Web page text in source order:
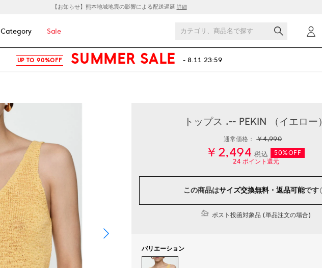
【お知らせ】熊本地域地震の影響による配送遅延 詳細
Category Sale
UP TO 90%OFF SUMMER SALE - 8.11 23:59
トップス .-- PEKIN （イエロー）
通常価格：￥4,990
￥2,494 税込
50%OFF
24ポイント還元
この商品はサイズ交換無料・返品可能です
ポスト投函対象品 (単品注文の場合)
バリエーション